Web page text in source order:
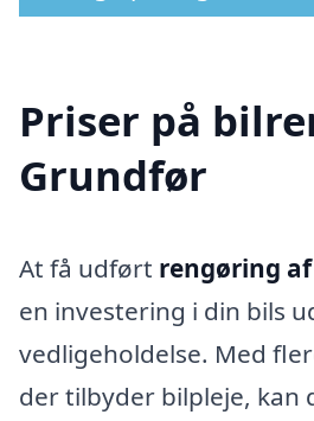
Priser på
Grundfør
At få udført rengøring
en investering i din bils
vedligeholdelse. Med
der tilbyder bilpleje, kan